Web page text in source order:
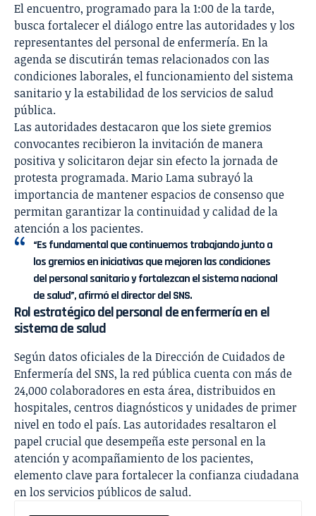
El encuentro, programado para la 1:00 de la tarde,
busca fortalecer el diálogo entre las autoridades y los
representantes del personal de enfermería. En la
agenda se discutirán temas relacionados con las
condiciones laborales, el funcionamiento del sistema
sanitario y la estabilidad de los servicios de salud
pública.
Las autoridades destacaron que los siete gremios
convocantes recibieron la invitación de manera
positiva y solicitaron dejar sin efecto la jornada de
protesta programada. Mario Lama subrayó la
importancia de mantener espacios de consenso que
permitan garantizar la continuidad y calidad de la
atención a los pacientes.
“Es fundamental que continuemos trabajando junto a
los gremios en iniciativas que mejoren las condiciones
del personal sanitario y fortalezcan el sistema nacional
de salud”, afirmó el director del SNS.
Rol estratégico del personal de enfermería en el
sistema de salud
Según datos oficiales de la Dirección de Cuidados de
Enfermería del SNS, la red pública cuenta con más de
24,000 colaboradores en esta área, distribuidos en
hospitales, centros diagnósticos y unidades de primer
nivel en todo el país. Las autoridades resaltaron el
papel crucial que desempeña este personal en la
atención y acompañamiento de los pacientes,
elemento clave para fortalecer la confianza ciudadana
en los servicios públicos de salud.